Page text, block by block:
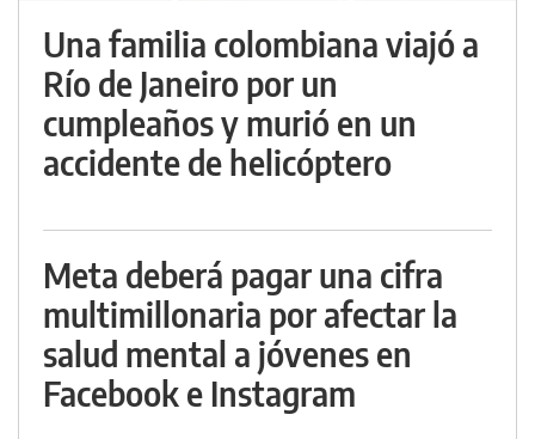
Una familia colombiana viajó a
Río de Janeiro por un
cumpleaños y murió en un
accidente de helicóptero
Meta deberá pagar una cifra
multimillonaria por afectar la
salud mental a jóvenes en
Facebook e Instagram